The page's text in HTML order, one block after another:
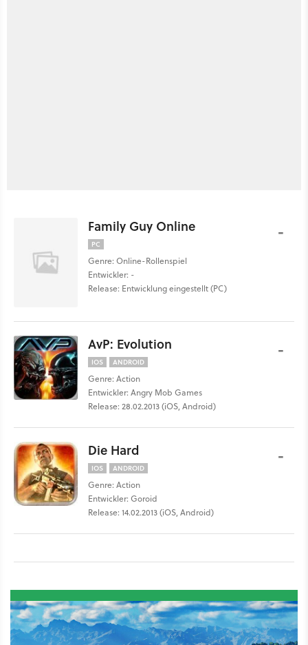
Family Guy Online
PC
Genre: Online-Rollenspiel
Entwickler: -
Release: Entwicklung eingestellt (PC)
-
AvP: Evolution
IOS ANDROID
Genre: Action
Entwickler: Angry Mob Games
Release: 28.02.2013 (iOS, Android)
-
Die Hard
IOS ANDROID
Genre: Action
Entwickler: Goroid
Release: 14.02.2013 (iOS, Android)
-